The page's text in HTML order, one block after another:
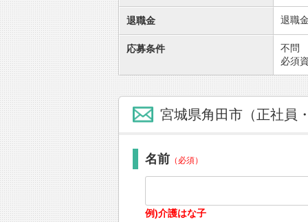
退職金 退職
応募条件
不問
必須
宮城県角田市（正社員
名前 （必須）
例)介護はな子